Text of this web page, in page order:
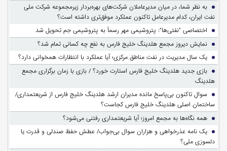
به نظر شما، در میان مدیرعاملان شرکت‌های بهره‌بردار زیرمجموعه شرکت ملی
نفت ایران، کدام مدیرعامل تاکنون عملکرد موفق‌تری داشته است؟
اختصاصی "نفتی‌ها": پتروشیمی مهر رسماً به پتروشیمی جم تحویل شد
نمایش دیروز مجمع هلدینگ خلیج فارس به نفع چه کسانی تمام شد؟
یک سال مدیریت در نفت مناطق مرکزی؛ آیا عملکرد با انتظارات همخوانی دارد؟
بازی جدید هلدینگ خلیج فارس استارت خورد؟ / بازی با زمان برگزاری مجمع
هلدینگ
سوالِ تاکنون بی‌پاسخ مانده مدیران ارشد هلدینگ خلیج فارس از شریعتمداری/
ساختمان اصلی هلدینگ خلیج فارس کجاست؟
همه نگاه‌ها به مجمع امروز؛ آیا شریعتمداری رفتنی می‌شود؟
یک نامه عذرخواهی و هزاران سوال بی‌جواب/ عطش حفظ صندلی و قدرت یا
دلسوزی ملی؟